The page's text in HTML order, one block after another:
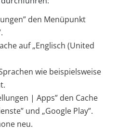
den Menüpunkt
auf „Englisch (United
wie beispielsweise
| Apps” den Cache
und „Google Play”.
neu.